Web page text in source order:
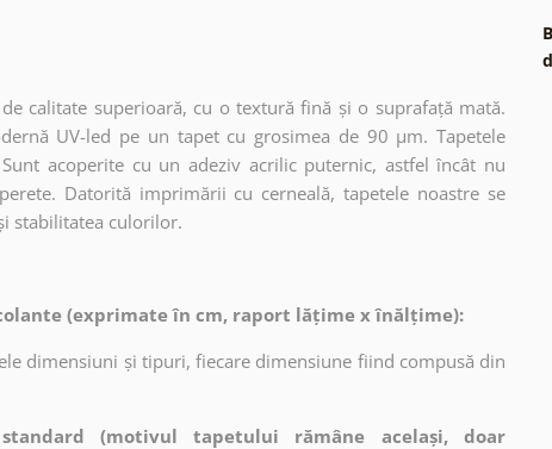
calitate superioară, cu o textură fină și o suprafață mată.
UV-led pe un tapet cu grosimea de 90 µm. Tapetele
acoperite cu un adeziv acrilic puternic, astfel încât nu
Datorită imprimării cu cerneală, tapetele noastre se
stabilitatea culorilor.
(exprimate în cm, raport lățime x înălțime):
dimensiuni și tipuri, fiecare dimensiune fiind compusă din
(motivul tapetului rămâne același, doar